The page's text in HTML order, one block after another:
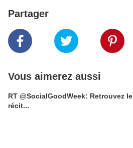
Partager
Vous aimerez aussi
RT @SocialGoodWeek: Retrouvez le
récit...